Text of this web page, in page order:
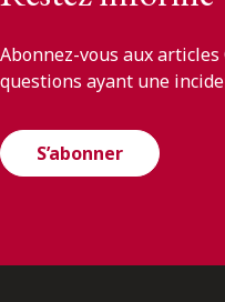
Abonnez-vous aux
questions ayant une
S’abonner